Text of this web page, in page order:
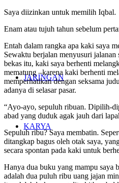
JARINGAN
KARYA
Saya diizinkan untuk memilih Iqbal.
Enam atau tujuh tahun sebelum
Entah dalam rangka apa kaki saya
Sewaktu berjalan menyusuri
bekas itu, kaki saya berhenti
mematung –karena kaki berhenti
memperhatikan dengan seksama
adanya di selasar pasar.
“Ayo-ayo, sepuluh ribuan. Dipilih-
abad yang duduk agak jauh dari
Sepuluh ribu? Saya membatin.
ditangkap bagus oleh otak saya,
secara spontan pada kaki untuk
Hanya dua buku yang mampu saya
adalah dua puluh ribu uang jajan